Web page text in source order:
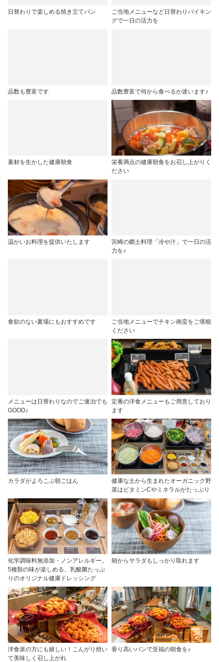
日替わりで楽しめる焼き立てパン
ご当地メニューなど日替わりバイキン
グで一日の活力を
品数も豊富です 品数豊富で何から食べるか迷います♪
素材を生かした健康朝食
栄養満点の健康朝食をお召し上がりく
ださい
温かいお料理を提供いたします
宮崎の郷土料理「冷や汁」で一日の活
力を♪
食欲のない夏場にもおすすめです
ご当地メニューでチキン南蛮をご堪能
ください
メニューは日替わりなのでご連泊でも
GOOD♪
定番の洋食メニューもご用意しており
ます
カラダがよろこぶ朝ごはん
健康な土から生まれたオーガニック野
菜はビタミンCやミネラルがたっぷり
化学調味料無添加・ノンアレルギー。
5種類の味が楽しめる、乳酸菌たっぷ
りのオリジナル健康ドレッシング
朝からサラダもしっかり取れます
洋食派の方にも嬉しい！こんがり焼い
て美味しく召し上がれ
香り高いパンで至福の朝食を♪